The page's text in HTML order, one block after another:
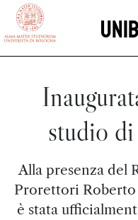
vai al contenuto della
studio
Alla presenza del
Prorettori
è stata